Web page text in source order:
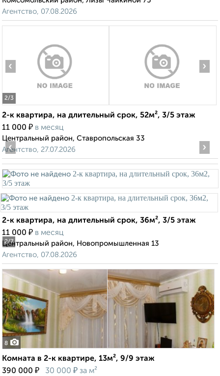
Агентство, 07.08.2026
2/3
‹ ›
2-к квартира, на длительный срок, 52м², 3/5 этаж
11 000 ₽ в месяц
Центральный район, Ставропольская 33
Агентство, 27.07.2026
2/7
‹ ›
2-к квартира, на длительный срок, 36м², 3/5 этаж
11 000 ₽ в месяц
Центральный район, Новопромышленная 13
Агентство, 07.08.2026
8
Комната в 2-к квартире, 13м², 9/9 этаж
390 000 ₽ 30 000 ₽ за м²